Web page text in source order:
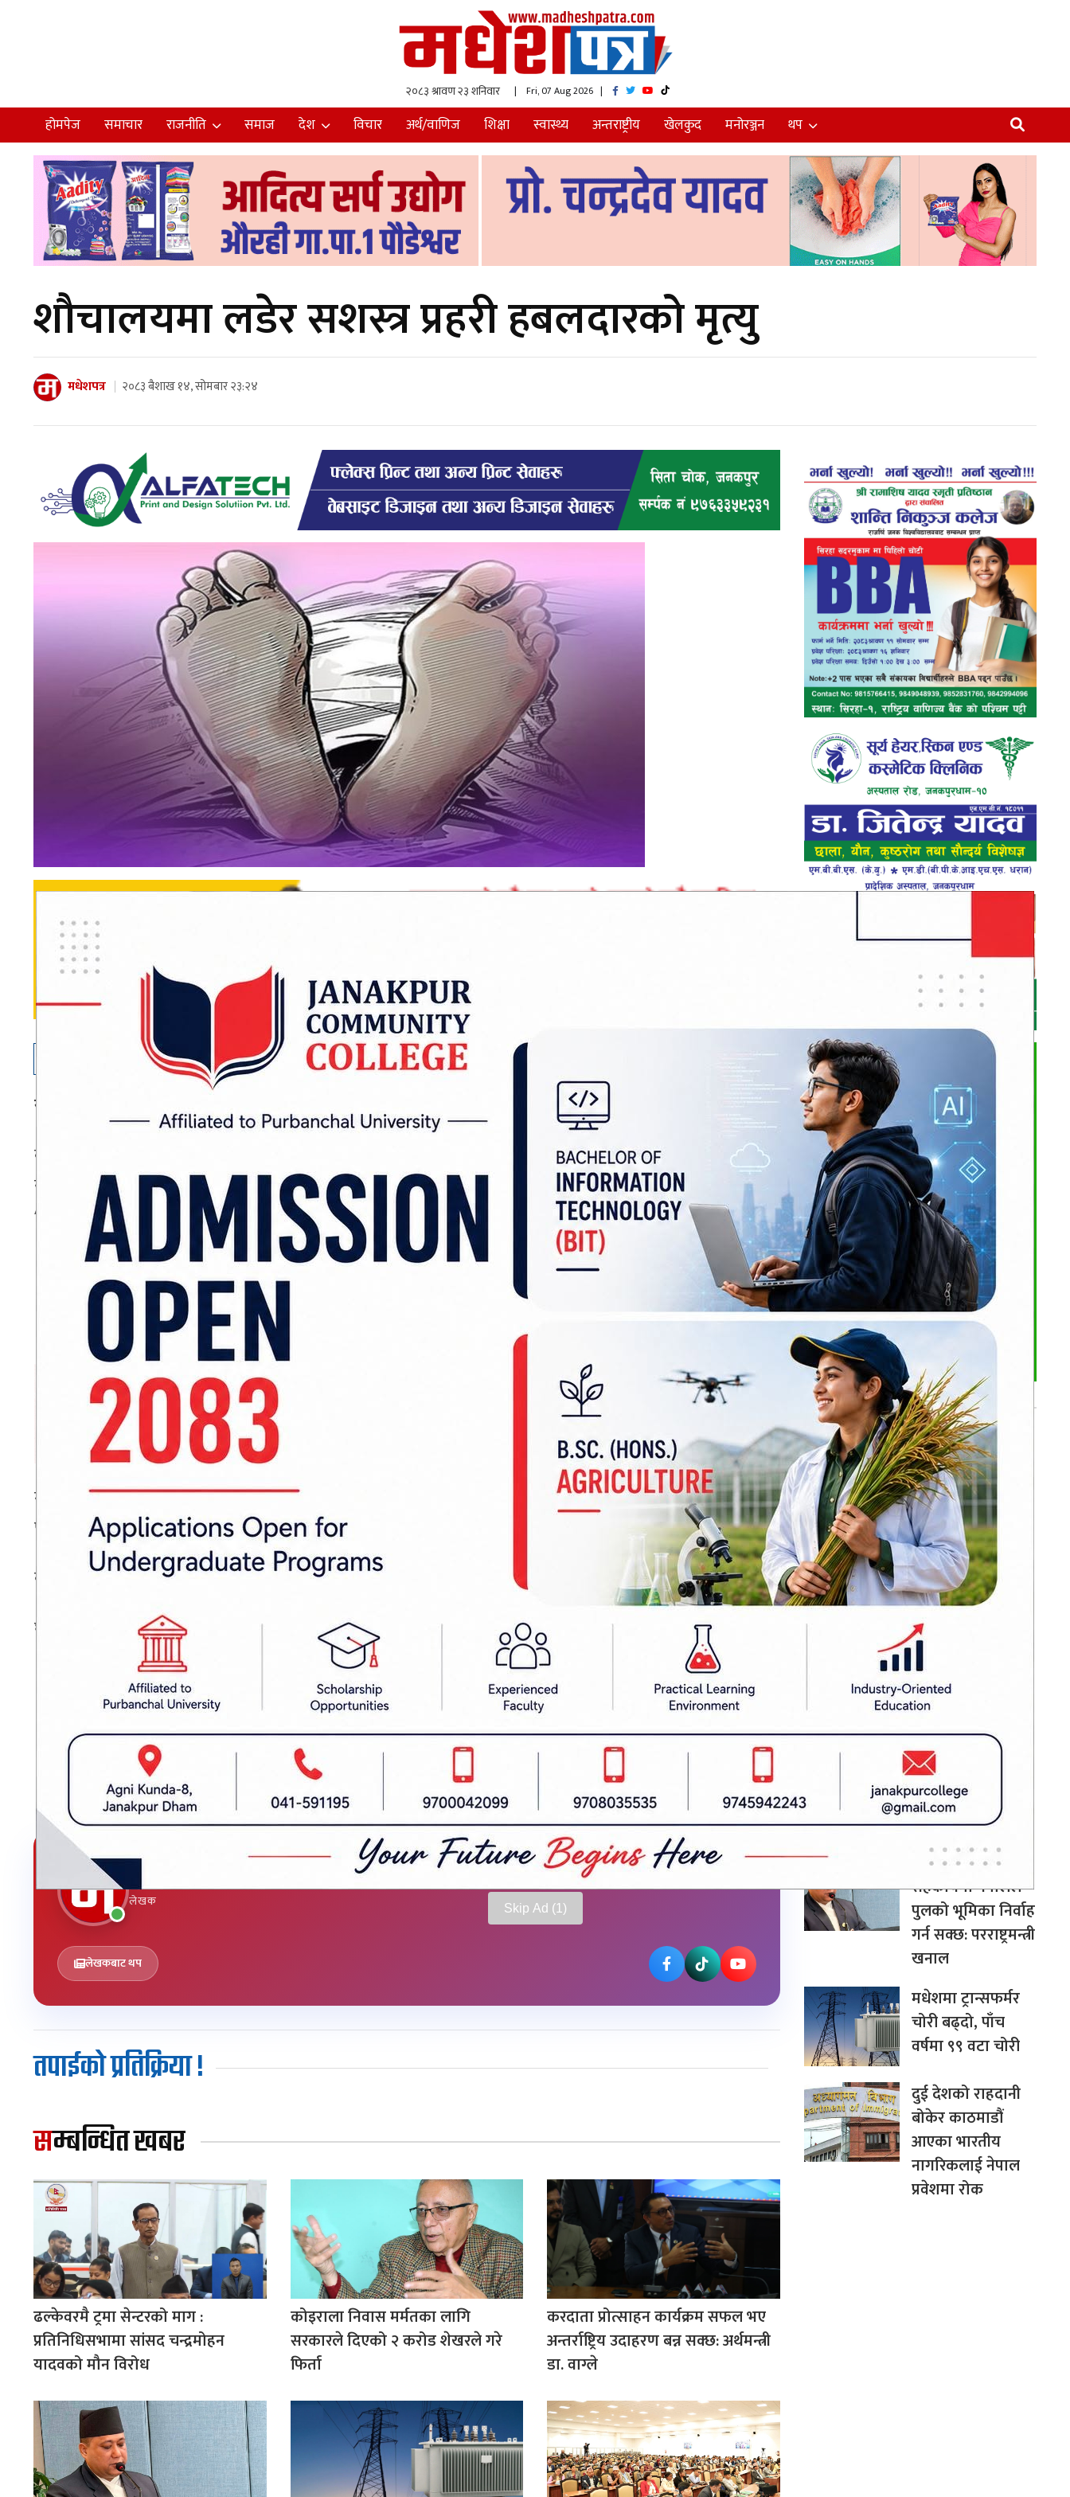
Skip Ad
| Fri, 07 Aug 2026 |
होमपेज समाचार राजनीति समाज देश विचार अर्थ/वाणिज शिक्षा स्वास्थ्य अन्तराष्ट्रीय खेलकुद मनोरञ्जन थप
शौचालयमा लडेर सशस्त्र प्रहरी हबलदारको मृत्यु
मधेशपत्र २०८३ बैशाख १४, सोमबार २३:२४
राजविराज :
सप्तरीमा शौचालयमा लडेर सशस्त्र प्रहरी वलमा कार्यरत एकजना हबलदारको मृत्यु भएको छ।
बोदेबर्साइन नगरपालिका-५ मा रहेको सशस्त्र प्रहरी बल सुरक्षा बेस क्याम्पमा कार्यरत सशस्त्र प्रहरी हबलदार जितेन्द्र कुमार
यादवको शौचालयमा लडेर मृत्यु भएको जिल्ला प्रहरी कार्यालय सप्तरीले जनाएको छ।
ADVERTISEMENT
गएराति राति करिब ३ बजेतिर शौचालय जाँदा लडेर यादव गम्भीर घाइते भएका थिए। उनलाई उपचारका लागि अस्पताल
पुर्‍याउँदा चिकित्सकले मृत घोषणा गरेका सशस्त्र प्रहरी बल सप्तरीका प्रमुख एसपी रोशन बुढाथोकीले जानकारी दिए।
बाराको पचरौता नगरपालिका–८ निवासी यादवमा उच्च रक्तचापको समस्या थियो।
घटनाबारे थप अनुसन्धान भइरहेको प्रहरीले जनाएको छ।
प्रकाशित मिति: २०८३ बैशाख १४, सोमबार २३:२४
शौचालयमा लडेर सशस्त्र प्रहरी हबलदारको मृत्यु
लेखक
लेखकबाट थप
तपाईको प्रतिक्रिया !
सम्बन्धित खबर
ढल्केवरमै ट्रमा सेन्टरको माग :
प्रतिनिधिसभामा सांसद चन्द्रमोहन
यादवको मौन विरोध
कोइराला निवास मर्मतका लागि
सरकारले दिएको २ करोड शेखरले गरे
फिर्ता
करदाता प्रोत्साहन कार्यक्रम सफल भए
अन्तर्राष्ट्रिय उदाहरण बन्न सक्छ: अर्थमन्त्री
डा. वाग्ले
भर्खरै
ढल्केवरमै ट्रमा
सेन्टरको माग :
प्रतिनिधिसभामा
सांसद चन्द्रमोहन
यादवको मौन विरोध
कोइराला निवास
मर्मतका लागि
सरकारले दिएको २
करोड शेखरले गरे
फिर्ता
करदाता प्रोत्साहन
कार्यक्रम सफल भए
अन्तर्राष्ट्रिय उदाहरण
बन्न सक्छ: अर्थमन्त्री
डा. वाग्ले
चीन–दक्षिण एसिया
सहकार्यमा नेपालले
पुलको भूमिका निर्वाह
गर्न सक्छ: परराष्ट्रमन्त्री
खनाल
मधेशमा ट्रान्सफर्मर
चोरी बढ्दो, पाँच
वर्षमा ९९ वटा चोरी
दुई देशको राहदानी
बोकेर काठमाडौं
आएका भारतीय
नागरिकलाई नेपाल
प्रवेशमा रोक